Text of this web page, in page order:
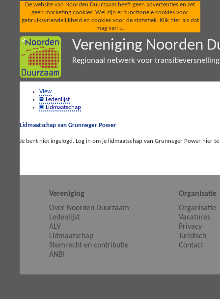
De website van Noorden Duurzaam heeft geen advertenties en zet
geen marketing cookies. Wel zijn er functionele cookies voor
gebruiksvriendelijkheid en cookies voor de statistiek. Klik hier als dat
mag van u.
Vereniging Noorden
Regionaal netwerk voor
View
Ledenlijst
Lidmaatschap
Lidmaatschap van Grunneger Power
Je bent niet ingelogd. Log in om je lidmaatschap van Grunneger Power hier
Vereniging
Over Noorden Duurzaam
Ledenlijst
ALV
Lidmaatschap
Stemrecht en contributie
ANBI
Organisatie
Organisatie
Vacatures
Privacy
Juridisch
Contact